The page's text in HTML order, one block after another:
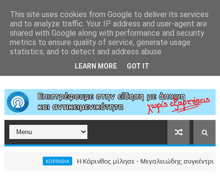
ΚΟΡΙΝΘΙΑ Η Κόρινθος μίλησε - Μεγαλειώδης συγκέντρωση
This site uses cookies from Google to deliver its services
and to analyze traffic. Your IP address and user-agent are
shared with Google along with performance and security
metrics to ensure quality of service, generate usage
statistics, and to detect and address abuse.
LEARN MORE GOT IT